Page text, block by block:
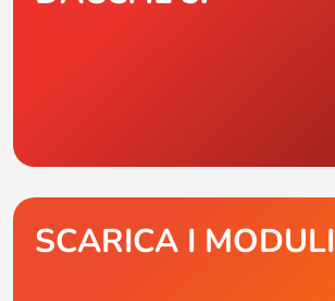
SCARICA I MODULI